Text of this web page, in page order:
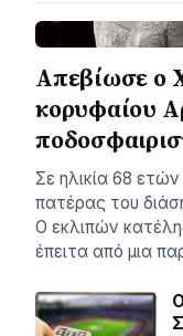
Απεβίωσε ο
κορυφαίου
Σε ηλικία 68
πατέρας του
Ο εκλιπών
έπειτα από μια